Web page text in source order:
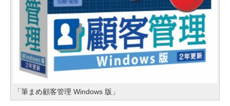
「筆まめ顧客管理 Windows 版」